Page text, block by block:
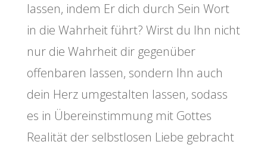
lassen, indem Er dich durch Sein Wort
in die Wahrheit führt? Wirst du Ihn nicht
nur die Wahrheit dir gegenüber
offenbaren lassen, sondern Ihn auch
dein Herz umgestalten lassen, sodass
es in Übereinstimmung mit Gottes
Realität der selbstlosen Liebe gebracht